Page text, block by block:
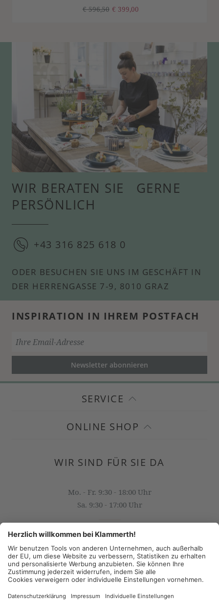
€ 596,50 € 399,00
WIR BERATEN SIE GERNE
PERSÖNLICH
+43 316 825 618 0
ODER BESUCHEN SIE UNS IM GESCHÄFT IN
DER HERRENGASSE 7-9, 8010 GRAZ
INSPIRATION IN IHREM POSTFACH
Newsletter abonnieren
SERVICE
ONLINE SHOP
WIR SIND FÜR SIE DA
Mo. - Fr. 9:30 - 18:00 Uhr
Sa. 9:30 - 17:00 Uhr
OFFICE@KLAMMERTH.AT
+43 316 825 618 0